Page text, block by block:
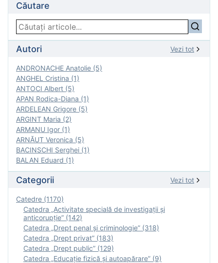
Căutare
Autori Vezi tot
ANDRONACHE Anatolie (5)
ANGHEL Cristina (1)
ANTOCI Albert (5)
APAN Rodica-Diana (1)
ARDELEAN Grigore (5)
ARGINT Maria (2)
ARMANU Igor (1)
ARNĂUT Veronica (5)
BACINSCHI Serghei (1)
BALAN Eduard (1)
Categorii Vezi tot
Catedre (1170)
Catedra „Activitate specială de investigaţii şi
anticorupție” (142)
Catedra „Drept penal și criminologie” (318)
Catedra „Drept privat” (183)
Catedra „Drept public” (129)
Catedra „Educație fizică şi autoapărare” (9)